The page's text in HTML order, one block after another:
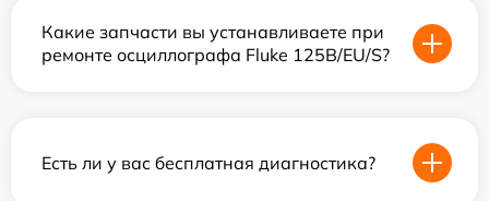
Какие запчасти вы устанавливаете при
ремонте осциллографа Fluke 125B/EU/S?
Есть ли у вас бесплатная диагностика?